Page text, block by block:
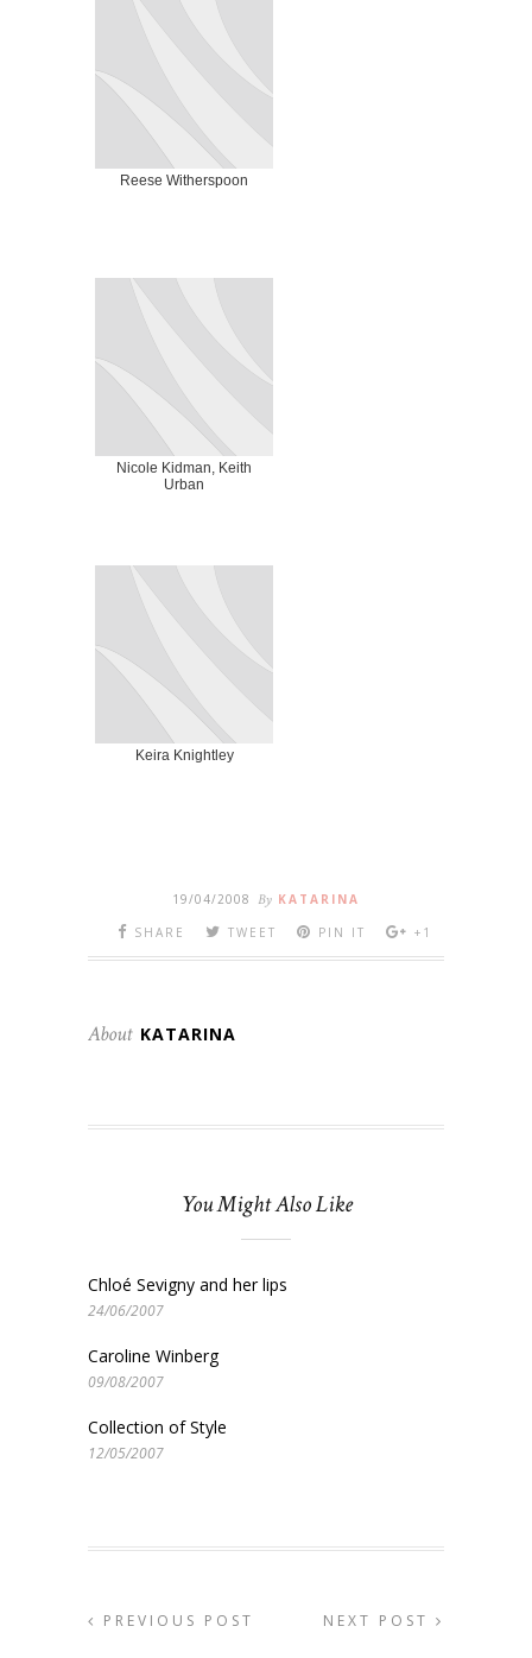
Reese Witherspoon
Nicole Kidman, Keith
Urban
Keira Knightley
19/04/2008 By KATARINA
SHARE
TWEET PIN IT +1
About KATARINA
You Might Also Like
Chloé Sevigny and her lips
24/06/2007
Caroline Winberg
09/08/2007
Collection of Style
12/05/2007
PREVIOUS POST NEXT POST